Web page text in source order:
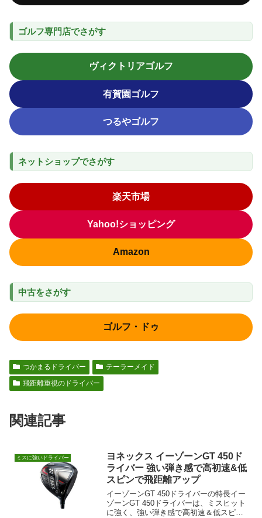
ゴルフ専門店でさがす
ヴィクトリアゴルフ
有賀園ゴルフ
つるやゴルフ
ネットショップでさがす
楽天市場
Yahoo!ショッピング
Amazon
中古をさがす
ゴルフ・ドゥ
つかまるドライバー
テーラーメイド
飛距離重視のドライバー
関連記事
ミスに強いドライバー
ヨネックス イーゾーンGT 450ド
ライバー 強い弾き感で高初速&低
スピンで飛距離アップ
イーゾーンGT 450ドライバーの特長イー
ゾーンGT 450ドライバーは、ミスヒット
に強く、強い弾き感で高初速＆低スピン